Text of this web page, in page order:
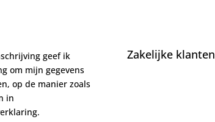
geef ik
om mijn gegevens
op de manier zoals
in
Zakelijke klanten